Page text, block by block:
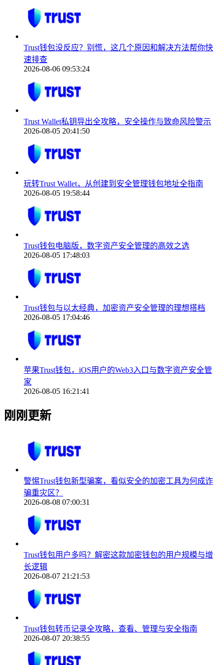
Trust钱包没反应？别慌，这几个原因和解决方法帮你快
速排查
2026-08-06 09:53:24
Trust Wallet私钥导出全攻略，安全操作与致命风险警示
2026-08-05 20:41:50
玩转Trust Wallet，从创建到安全管理钱包地址全指南
2026-08-05 19:58:44
Trust钱包电脑版，数字资产安全管理的高效之选
2026-08-05 17:48:03
Trust钱包与以太经典，加密资产安全管理的理想搭档
2026-08-05 17:04:46
苹果Trust钱包，iOS用户的Web3入口与数字资产安全管
家
2026-08-05 16:21:41
刚刚更新
警惕Trust钱包新型骗案，看似安全的加密工具为何成诈
骗重灾区？
2026-08-08 07:00:31
Trust钱包用户多吗？解密这款加密钱包的用户规模与增
长逻辑
2026-08-07 21:21:53
Trust钱包转币记录全攻略，查看、管理与安全指南
2026-08-07 20:38:55